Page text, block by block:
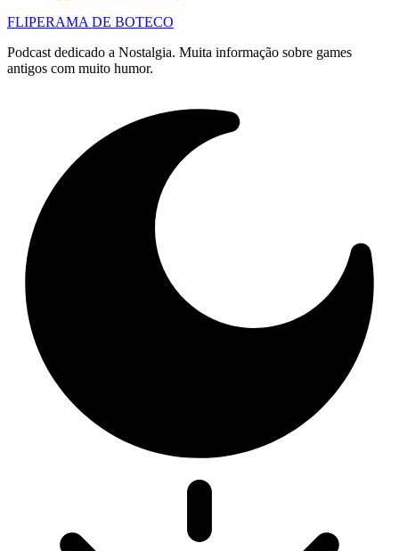
FLIPERAMA DE BOTECO
Podcast dedicado a Nostalgia. Muita informação sobre games
antigos com muito humor.